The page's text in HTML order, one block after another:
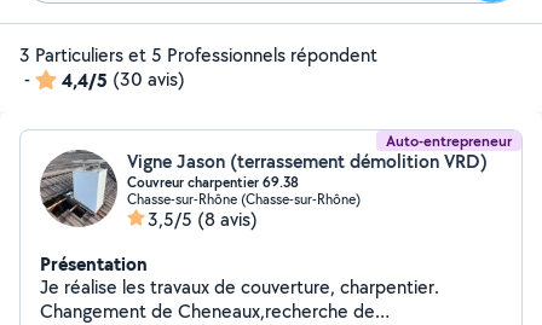
3 Particuliers et 5 Professionnels répondent
-
4,4/5 (30 avis)
Auto-entrepreneur
Vigne Jason (terrassement démolition VRD)
Couvreur charpentier 69.38
Chasse-sur-Rhône (Chasse-sur-Rhône)
3,5/5 (8 avis)
Présentation
Je réalise les travaux de couverture, charpentier.
Changement de Cheneaux,recherche de